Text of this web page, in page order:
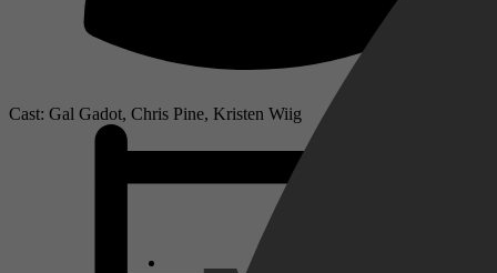
Cast: Gal Gadot, Chris Pine, Kristen Wiig